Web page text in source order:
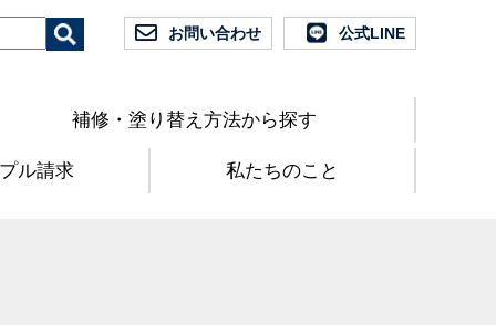
お問い合わせ 公式LINE
補修・塗り替え方法から探す
ル請求 私たちのこと